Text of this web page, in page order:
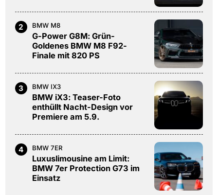
2 BMW M8
G-Power G8M: Grün-
Goldenes BMW M8 F92-
Finale mit 820 PS
3 BMW IX3
BMW iX3: Teaser-Foto
enthüllt Nacht-Design vor
Premiere am 5.9.
4 BMW 7ER
Luxuslimousine am Limit:
BMW 7er Protection G73 im
Einsatz